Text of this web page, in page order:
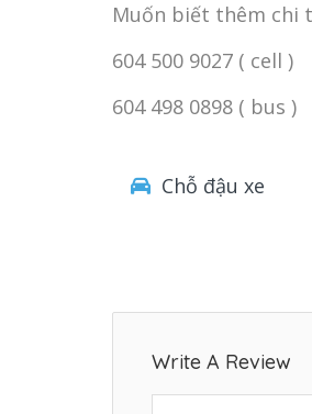
Muốn biết thêm chi
604 500 9027 ( cell )
604 498 0898 ( bus )
Chỗ đậu xe
Write A Review